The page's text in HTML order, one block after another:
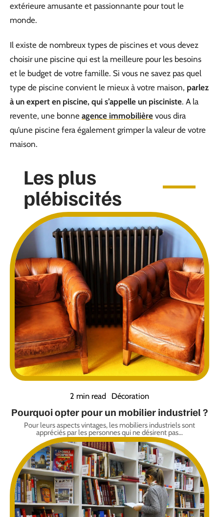
extérieure amusante et passionnante pour tout le
monde.
Il existe de nombreux types de piscines et vous devez
choisir une piscine qui est la meilleure pour les besoins
et le budget de votre famille. Si vous ne savez pas quel
type de piscine convient le mieux à votre maison, parlez
à un expert en piscine, qui s’appelle un pisciniste. A la
revente, une bonne agence immobilière vous dira
qu’une piscine fera également grimper la valeur de votre
maison.
Les plus
plébiscités
2 min read Décoration
Pourquoi opter pour un mobilier industriel ?
Pour leurs aspects vintages, les mobiliers industriels sont
appréciés par les personnes qui ne désirent pas…